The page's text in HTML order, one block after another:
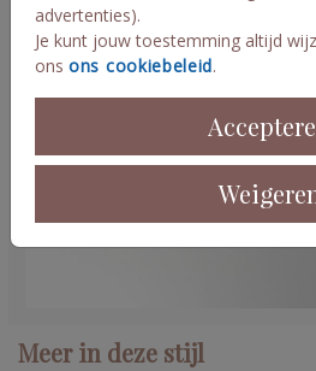
advertenties).
Je kunt jouw toestemming altijd
ons ons cookiebeleid.
Meer in deze stijl